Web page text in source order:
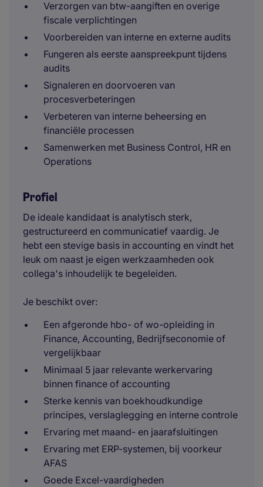
Verzorgen van btw-aangiften en overige
fiscale verplichtingen
Voorbereiden van interne en externe audits
Fungeren als eerste aanspreekpunt tijdens
audits
Signaleren en doorvoeren van
procesverbeteringen
Verbeteren van interne beheersing en
financiële processen
Samenwerken met Business Control, HR en
Operations
Profiel
De ideale kandidaat is analytisch sterk,
gestructureerd en communicatief vaardig. Je
hebt een stevige basis in accounting en vindt het
leuk om naast je eigen werkzaamheden ook
collega's inhoudelijk te begeleiden.
Je beschikt over:
Een afgeronde hbo- of wo-opleiding in
Finance, Accounting, Bedrijfseconomie of
vergelijkbaar
Minimaal 5 jaar relevante werkervaring
binnen finance of accounting
Sterke kennis van boekhoudkundige
principes, verslaglegging en interne controle
Ervaring met maand- en jaarafsluitingen
Ervaring met ERP-systemen, bij voorkeur
AFAS
Goede Excel-vaardigheden